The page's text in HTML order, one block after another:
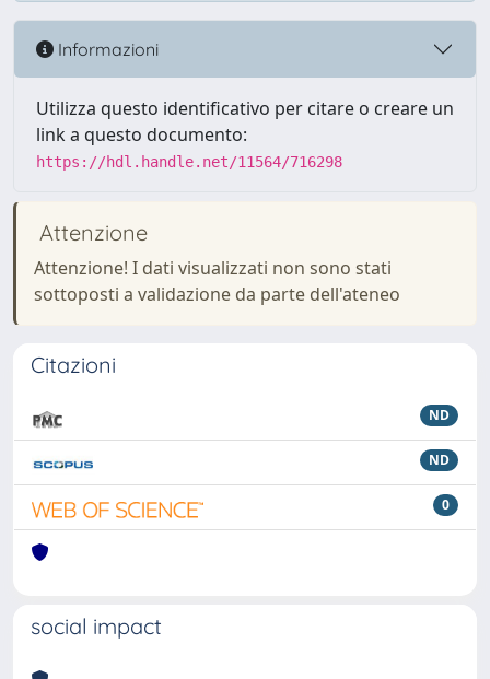
Informazioni
Utilizza questo identificativo per citare o creare un
link a questo documento:
https://hdl.handle.net/11564/716298
Attenzione
Attenzione! I dati visualizzati non sono stati
sottoposti a validazione da parte dell'ateneo
Citazioni
ND
ND
0
social impact